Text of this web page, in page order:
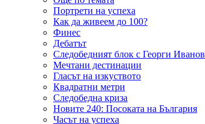
Портрети на успеха
Как да живеем до 100?
Финес
Дебатът
Следобедният блок с Георги Иванов
Мечтани дестинации
Гласът на изкуството
Квадратни метри
Следобедна криза
Новите 240: Посоката на България
Часът на успеха